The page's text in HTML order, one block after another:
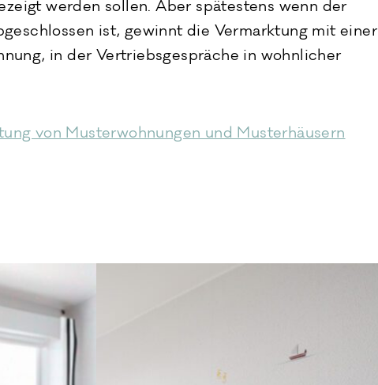
werden sollen. Aber spätestens wenn der
ist, gewinnt die Vermarktung mit einer
in der Vertriebsgespräche in wohnlicher
von Musterwohnungen und Musterhäusern